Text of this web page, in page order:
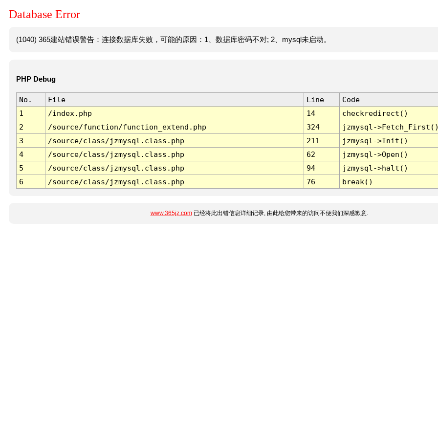
Database Error
(1040) 365建站错误警告：连接数据库失败，可能的原因：1、数据库密码不对; 2、mysql未启动。
PHP Debug
No. File Line
Code
1
/index.php 14
checkredirect()
2
/source/function/function_extend.php 324
jzmysql-
3
/source/class/jzmysql.class.php 211
jzmysql->Init()
4
/source/class/jzmysql.class.php 62
jzmysql->Open()
5
/source/class/jzmysql.class.php 94
jzmysql->halt()
6
/source/class/jzmysql.class.php 76 break()
www.365jz.com已经将此出错信息详细记录, 由此给您带来的访问不便我们深感歉意.